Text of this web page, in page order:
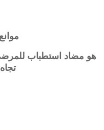
هو مضاد استطباب